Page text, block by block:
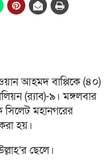
আহমদ বাপ্পিকে (৪০)
(র‍্যাব)-৯। মঙ্গলবার
সিলেট মহানগরের
হয়।
ছেলে।